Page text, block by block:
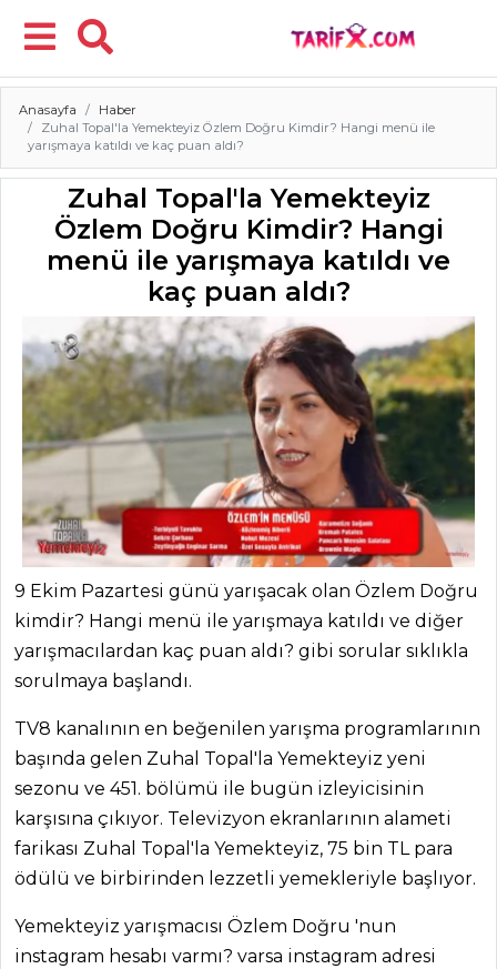
Menü
ANASAYFA
BLOG
Medya
Aktüel
Chefs
Anasayfa
Haber
Zuhal Topal'la Yemekteyiz Özlem Doğru Kimdir? Hangi menü ile
yarışmaya katıldı ve kaç puan aldı?
Zuhal Topal'la Yemekteyiz
Özlem Doğru Kimdir? Hangi
menü ile yarışmaya katıldı ve
kaç puan aldı?
9 Ekim Pazartesi günü yarışacak olan Özlem Doğru
kimdir? Hangi menü ile yarışmaya katıldı ve diğer
yarışmacılardan kaç puan aldı? gibi sorular sıklıkla
sorulmaya başlandı.
TV8 kanalının en beğenilen yarışma programlarının
başında gelen Zuhal Topal'la Yemekteyiz yeni
sezonu ve 451. bölümü ile bugün izleyicisinin
karşısına çıkıyor. Televizyon ekranlarının alameti
farikası Zuhal Topal'la Yemekteyiz, 75 bin TL para
ödülü ve birbirinden lezzetli yemekleriyle başlıyor.
Yemekteyiz yarışmacısı Özlem Doğru 'nun
instagram hesabı varmı? varsa instagram adresi